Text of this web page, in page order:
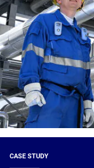
CASE STUDY